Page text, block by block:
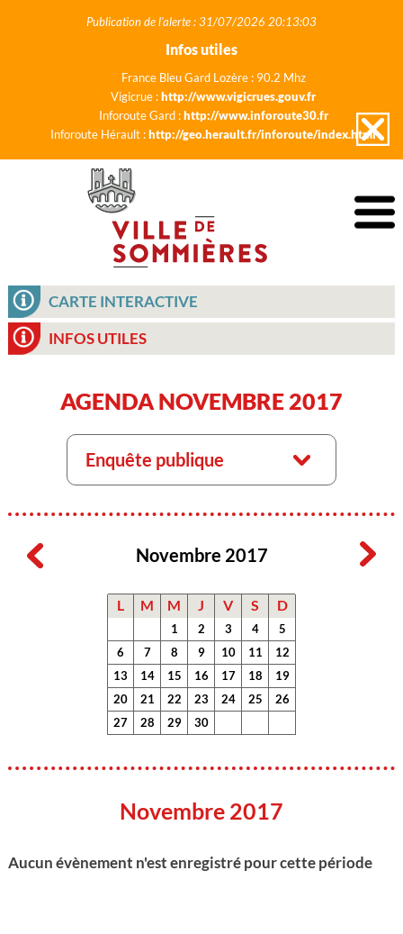
Publication de l'alerte : 31/07/2026 20:13:03
Infos utiles
France Bleu Gard Lozère : 90.2 Mhz
Vigicrue :http://www.vigicrues.gouv.fr
Inforoute Gard :http://www.inforoute30.fr
Inforoute Hérault :http://geo.herault.fr/inforoute/index.html
CARTE INTERACTIVE
INFOS UTILES
AGENDA NOVEMBRE 2017
Enquête publique
Novembre 2017
L M M J V S D
1 2 3 4
5
6
7 8 9 10 11
12
13
14 15 16 17 18
19
20
21 22 23 24 25
26
27
28 29 30
Novembre 2017
Aucun évènement n'est enregistré pour cette période